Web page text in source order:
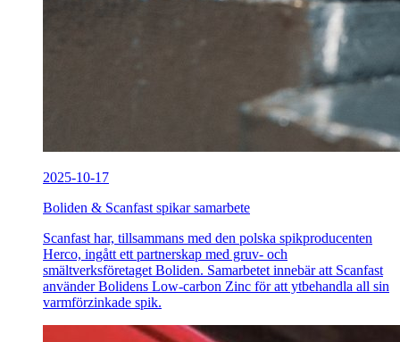
2025-10-17
Boliden & Scanfast spikar samarbete
Scanfast har, tillsammans med den polska spikproducenten
Herco, ingått ett partnerskap med gruv- och
smältverksföretaget Boliden. Samarbetet innebär att Scanfast
använder Bolidens Low-carbon Zinc för att ytbehandla all sin
varmförzinkade spik.